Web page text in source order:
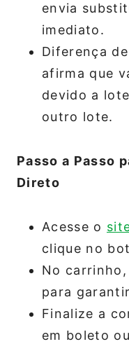
envia
imediato.
Diferença
afirma que
devido a
outro lote.
Passo a Passo
Direto
Acesse o
clique no
No
para
Finalize a
em boleto